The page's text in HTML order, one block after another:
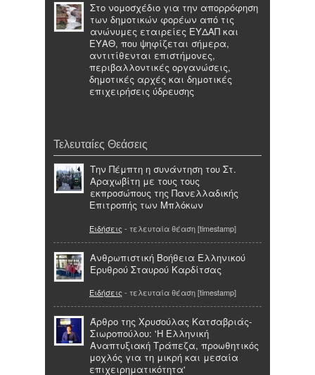
Στο νομοσχέδιο για την απορρόφηση
των δημοτικών φορέων από τις
ανώνυμες εταιρείες ΕΥΔΑΠ και
ΕΥΑΘ, που ψηφίζεται σήμερα,
αντιτίθενται επιστήμονες,
περιβαλλοντικές οργανώσεις,
δημοτικές αρχές και δημοτικές
επιχειρήσεις ύδρευσης
Τελευταίες Θεάσεις
Την Πέμπτη η συνάντηση του Στ.
Αραχωβίτη με τους τους
εκπροσώπους της Πανελλαδικής
Επιτροπής των Μπλόκων
Ειδήσεις - τελευταία θέαση [timestamp]
Ανθρωπιστική Βοήθεια Ελληνικού
Ερυθρού Σταυρού Καρδίτσας
Ειδήσεις - τελευταία θέαση [timestamp]
Άρθρο της Χρυσούλας Κατσαβριάς-
Σιωροπούλου: 'Η Ελληνική
Αναπτυξιακή Τράπεζα, προωθητικός
μοχλός για τη μικρή και μεσαία
επιχειρηματικότητα'